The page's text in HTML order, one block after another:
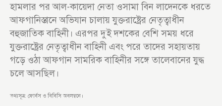
হামলার পর আল-কায়েদা নেতা ওসামা বিন লাদেনকে ধরতে
আফগানিস্তানে অভিযান চালায় যুক্তরাষ্ট্রের নেতৃত্বাধীন
বহুজাতিক বাহিনী। এরপর দুই দশকের বেশি সময় ধরে
যুক্তরাষ্ট্রের নেতৃত্বাধীন বাহিনী এবং পরে তাদের সহায়তায়
গড়ে ওঠা আফগান সামরিক বাহিনীর সঙ্গে তালেবানের যুদ্ধ
চলে আসছিল।
তথ্যসূত্র: ফোর্বস ও বিবিসি অবলম্বনে।